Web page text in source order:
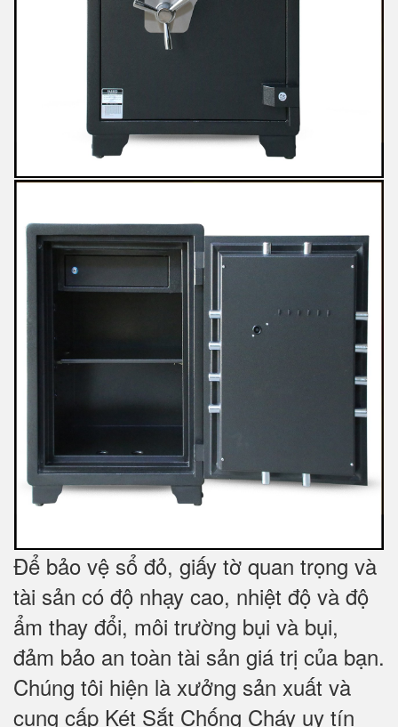
Để bảo vệ sổ đỏ, giấy tờ quan trọng và
tài sản có độ nhạy cao, nhiệt độ và độ
ẩm thay đổi, môi trường bụi và bụi,
đảm bảo an toàn tài sản giá trị của bạn.
Chúng tôi hiện là xưởng sản xuất và
cung cấp Két Sắt Chống Cháy uy tín